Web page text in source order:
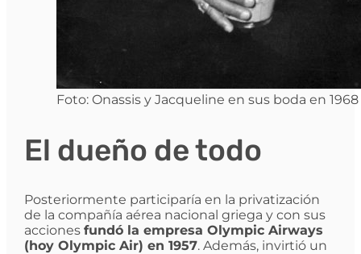
Foto: Onassis y Jacqueline en sus boda en
El dueño de todo
Posteriormente participaría en la privatización
de la compañía aérea nacional griega y con sus
acciones fundó la empresa Olympic Airways
(hoy Olympic Air) en 1957. Además, invirtió un